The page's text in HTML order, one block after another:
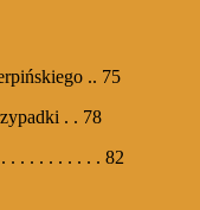
.. 75
. . 78
. . . . . . . . . . 82